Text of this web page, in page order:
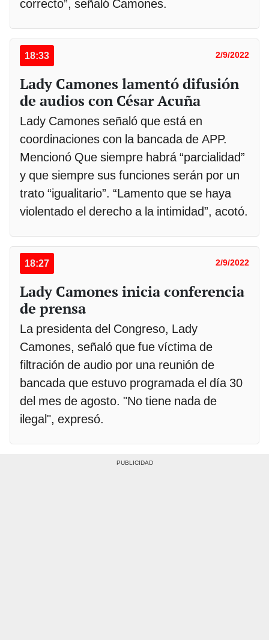
correcto”, señaló Camones.
18:33 2/9/2022
Lady Camones lamentó difusión
de audios con César Acuña
Lady Camones señaló que está en
coordinaciones con la bancada de APP.
Mencionó Que siempre habrá “parcialidad”
y que siempre sus funciones serán por un
trato “igualitario”. “Lamento que se haya
violentado el derecho a la intimidad”, acotó.
18:27 2/9/2022
Lady Camones inicia conferencia
de prensa
La presidenta del Congreso, Lady
Camones, señaló que fue víctima de
filtración de audio por una reunión de
bancada que estuvo programada el día 30
del mes de agosto. "No tiene nada de
ilegal", expresó.